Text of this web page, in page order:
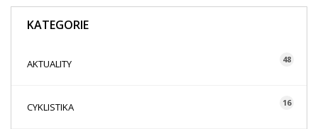
KATEGORIE
AKTUALITY 48
CYKLISTIKA 16